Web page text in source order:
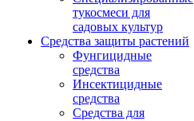
тукосмеси для
садовых культур
Средства защиты растений
Фунгицидные
средства
Инсектицидные
средства
Средства для